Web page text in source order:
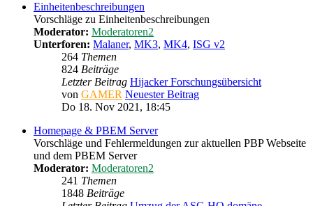
Einheitenbeschreibungen
Vorschläge zu Einheitenbeschreibungen
Moderator: Moderatoren2
Unterforen: Malaner, MK3, MK4, ISG v2
264 Themen
824 Beiträge
Letzter Beitrag Hijacker Forschungsübersicht
von GAMER Neuester Beitrag
Do 18. Nov 2021, 18:45
Homepage & PBEM Server
Vorschläge und Fehlermeldungen zur aktuellen PBP Webseite
und dem PBEM Server
Moderator: Moderatoren2
241 Themen
1848 Beiträge